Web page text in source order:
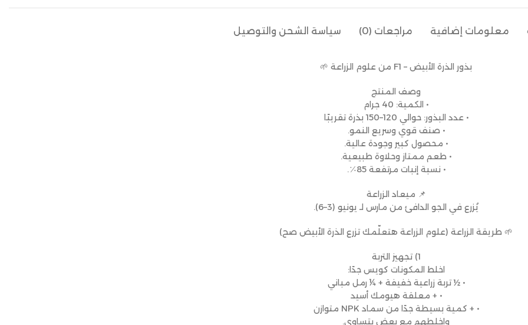
معلومات إضافية مراجعات (0) سياسة الشحن والتوصيل
بذور الذرة الأبيض – F1 من علوم الزراعة 🌱
وصف المنتج
• الكمية: 40 جرام
• عدد البذور: حوالي 120–150 بذرة تقريبًا
• صنف قوي وسريع النمو.
• محصول كبير وجودة عالية.
• طعم ممتاز وحلاوة طبيعية.
• نسبة إنبات مرتفعة 85٪.
📌 ميعاد الزراعة
يُزرع في الجو الدافئ من مارس لـ يونيو (3–6).
🌱 طريقة الزراعة (علوم الزراعة هتعلّمك تزرع الذرة الأبيض صح)
1) تجهيز التربة
اخلط المكونات كويس جدًا:
• ½ تربة زراعية خفيفة + ¼ رمل مباني
• + معلقة هيومك أسيد
• + كمية بسيطة جدًا من سماد NPK متوازن
واخلطهم مع بعض بتساوي.